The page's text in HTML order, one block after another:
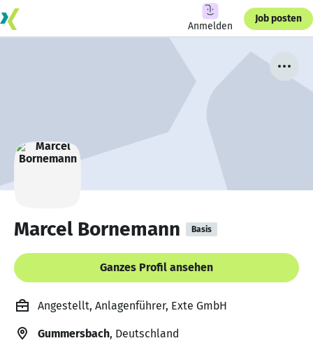
Anmelden
Job posten
Marcel Bornemann Basis
Ganzes Profil ansehen
Angestellt, Anlagenführer, Exte GmbH
Gummersbach, Deutschland